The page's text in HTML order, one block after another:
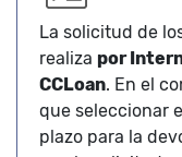
La solicitud de
realiza por
CCLoan. En el
que seleccionar
plazo para la